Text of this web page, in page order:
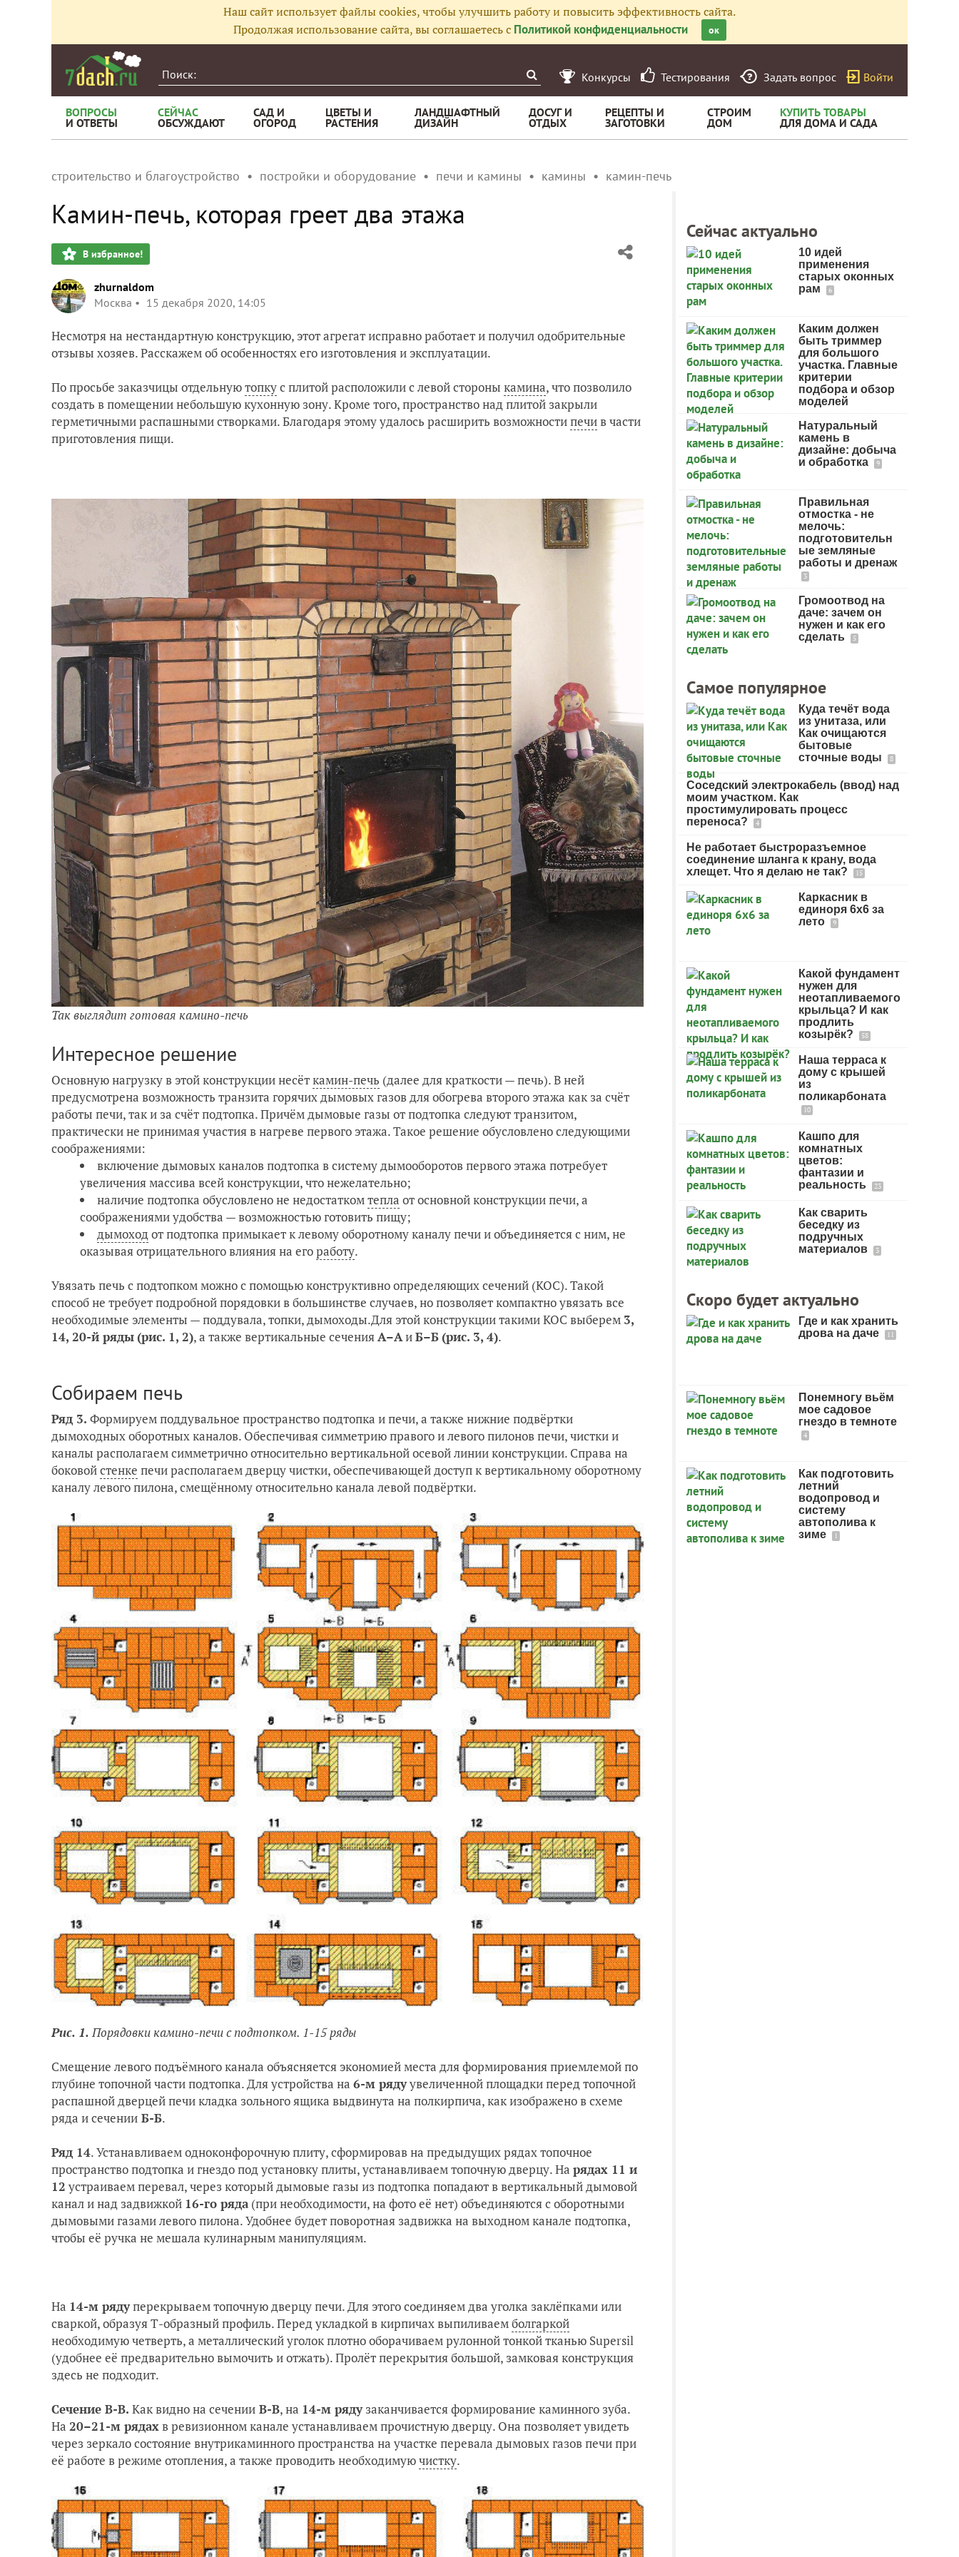
Наш сайт использует файлы cookies, чтобы улучшить работу и повысить эффективность сайта.
Продолжая использование сайта, вы соглашаетесь с Политикой конфиденциальности ок
Конкурсы Тестирования Задать вопрос Войти
ВОПРОСЫ
И ОТВЕТЫ
СЕЙЧАС
ОБСУЖДАЮТ
САД И
ОГОРОД
ЦВЕТЫ И
РАСТЕНИЯ
ЛАНДШАФТНЫЙ
ДИЗАЙН
ДОСУГ И
ОТДЫХ
РЕЦЕПТЫ И
ЗАГОТОВКИ
СТРОИМ
ДОМ
КУПИТЬ ТОВАРЫ
ДЛЯ ДОМА И САДА
строительство и благоустройство постройки и оборудование печи и камины камины камин-печь
Камин-печь, которая греет два этажа
В избранное!
zhurnaldom
Москва
15 декабря 2020, 14:05
Несмотря на нестандартную конструкцию, этот агрегат исправно работает и получил одобрительные
отзывы хозяев. Расскажем об особенностях его изготовления и эксплуатации.
По просьбе заказчицы отдельнуютопкус плитой расположили с левой стороны камина, что позволило
создать в помещении небольшую кухонную зону. Кроме того, пространство над плитой закрыли
герметичными распашными створками. Благодаря этому удалось расширить возможностипечив части
приготовления пищи.
Так выглядит готовая камино-печь
Интересное решение
Основную нагрузку в этой конструкции несёткамин-печь (далее для краткости — печь). В ней
предусмотрена возможность транзита горячих дымовых газов для обогрева второго этажа как за счёт
работы печи, так и за счёт подтопка. Причём дымовые газы от подтопка следуют транзитом,
практически не принимая участия в нагреве первого этажа. Такое решение обусловлено следующими
соображениями:
включение дымовых каналов подтопка в систему дымооборотов первого этажа потребует
увеличения массива всей конструкции, что нежелательно;
наличие подтопка обусловлено не недостаткомтепла от основной конструкции печи, а
соображениями удобства — возможностью готовить пищу;
дымоходот подтопка примыкает к левому оборотному каналу печи и объединяется с ним, не
оказывая отрицательного влияния на егоработу.
Увязать печь с подтопком можно с помощью конструктивно определяющих сечений (КОС). Такой
способ не требует подробной порядовки в большинстве случаев, но позволяет компактно увязать все
необходимые элементы — поддувала, топки, дымоходы.Для этой конструкции такими КОС выберем 3,
14, 20-й ряды(рис. 1, 2), а также вертикальные сеченияА–АиБ–Б(рис. 3, 4).
Собираем печь
Ряд 3. Формируем поддувальное пространство подтопка и печи, а также нижние подвёртки
дымоходных оборотных каналов. Обеспечивая симметрию правого и левого пилонов печи, чистки и
каналы располагаем симметрично относительно вертикальной осевой линии конструкции. Справа на
боковойстенке печи располагаем дверцу чистки, обеспечивающей доступ к вертикальному оборотному
каналу левого пилона, смещённому относительно канала левой подвёртки.
Рис. 1.Порядовки камино-печи с подтопком. 1-15 ряды
Смещение левого подъёмного канала объясняется экономией места для формирования приемлемой по
глубине топочной части подтопка. Для устройства на 6-м рядуувеличенной площадки перед топочной
распашной дверцей печи кладка зольного ящика выдвинута на полкирпича, как изображено в схеме
ряда и сечении Б-Б.
Ряд 14. Устанавливаем одноконфорочную плиту, сформировав на предыдущих рядах топочное
пространство подтопка и гнездо под установку плиты, устанавливаем топочную дверцу. На рядах 11 и
12 устраиваем перевал, через который дымовые газы из подтопка попадают в вер­тикальный дымовой
канал и над задвижкой 16-го ряда(при необходимости, на фото её нет) объединяются с оборотными
дымовыми газами левого пилона. Удобнее будет поворотная задвижка на выходном канале подтопка,
чтобы её ручка не мешала кулинарным манипуляциям.
На 14-м рядуперекрываем топочную дверцу печи. Для этого соединяем два уголка заклёпками или
сваркой, образуя Т-образный профиль. Перед укладкой в кирпичах выпиливаемболгаркой
необходимую четверть, а металлический уголок плотно оборачиваем рулонной тонкой тканью Supersil
(удобнее её предварительно вымочить и отжать). Пролёт перекрытия большой, замковая конструкция
здесь не подходит.
Сечение В-В. Как видно на сечении В-В, на 14-м рядузаканчивается формирование каминного зуба.
На 20–21-м рядахв ревизионном канале устанавливаем прочистную дверцу. Она позволяет увидеть
через зеркало состояние внутрикаминного пространства на участке перевала дымовых газов печи при
её работе в режиме отопления, а также проводить необходимуючистку.
Сейчас актуально
10 идей
применения
старых оконных
рам
6
Каким должен
быть триммер
для большого
участка. Главные
критерии
подбора и обзор
моделей
Натуральный
камень в
дизайне: добыча
и обработка
9
Правильная
отмостка - не
мелочь:
подготовительн
ые земляные
работы и дренаж
3
Громоотвод на
даче: зачем он
нужен и как его
сделать
5
Самое популярное
Куда течёт вода
из унитаза, или
Как очищаются
бытовые
сточные воды
8
Соседский электрокабель (ввод) над
моим участком. Как
простимулировать процесс
переноса?
4
Не работает быстроразъемное
соединение шланга к крану, вода
хлещет. Что я делаю не так?
15
Каркасник в
единоря 6х6 за
лето
9
Какой фундамент
нужен для
неотапливаемого
крыльца? И как
продлить
козырёк?
58
Наша терраса к
дому с крышей
из
поликарбоната
10
Кашпо для
комнатных
цветов:
фантазии и
реальность
23
Как сварить
беседку из
подручных
материалов
3
Скоро будет актуально
Где и как хранить
дрова на даче
11
Понемногу вьём
мое садовое
гнездо в темноте
4
Как подготовить
летний
водопровод и
систему
автополива к
зиме
1